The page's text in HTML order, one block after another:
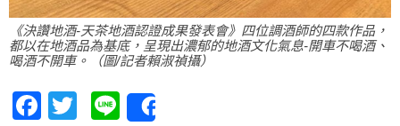
《決讚地酒-天茶地酒認證成果發表會》四位調酒師的四款作品，
都以在地酒品為基底，呈現出濃郁的地酒文化氣息-開車不喝酒、
喝酒不開車。（圖/記者賴淑禎攝）
Facebook
Twitter
Line